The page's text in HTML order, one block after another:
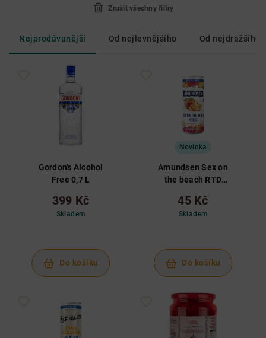
Zrušit všechny filtry
Nejprodávanější Od nejlevnějšího Od nejdražšího
Gordon's Alcohol
Free 0,7 L
399 Kč
Skladem
Do košíku
Novinka
Amundsen Sex on
the beach RTD
45 Kč
Skladem
Do košíku